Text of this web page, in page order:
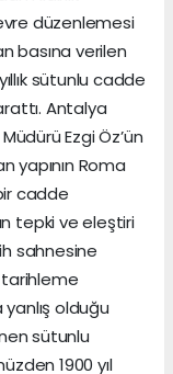
düzenlemesi
basına verilen
sütunlu cadde
Antalya
Ezgi Öz’ün
yapının Roma
cadde
tepki ve eleştiri
sahnesine
tarihleme
yanlış olduğu
sütunlu
1900 yıl